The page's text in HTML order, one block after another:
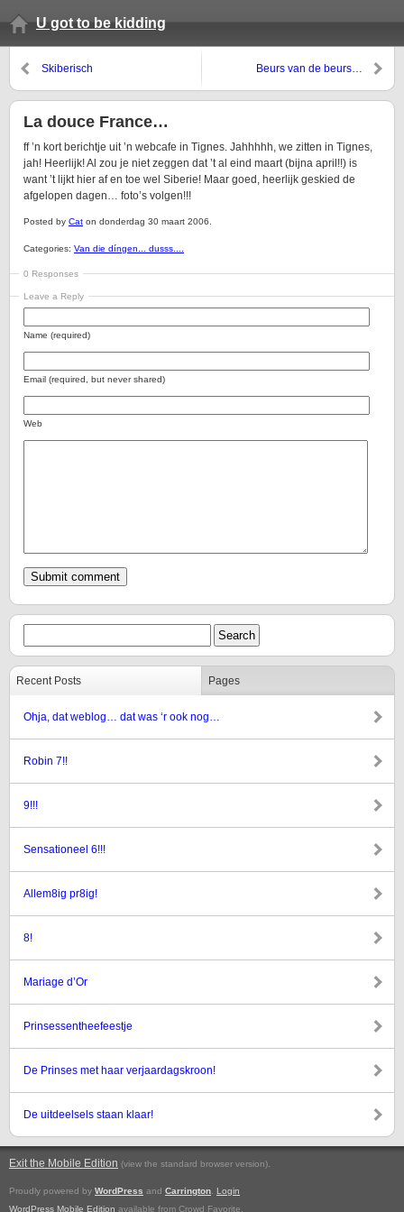
U got to be kidding
Skiberisch Beurs van de beurs…
La douce France…
ff ’n kort berichtje uit ’n webcafe in Tignes. Jahhhhh, we zitten in Tignes,
jah! Heerlijk! Al zou je niet zeggen dat ’t al eind maart (bijna april!!) is
want ’t lijkt hier af en toe wel Siberie! Maar goed, heerlijk geskied de
afgelopen dagen… foto’s volgen!!!
Posted by Cat on donderdag 30 maart 2006.
Categories: Van die díngen... dusss....
0 Responses
Leave a Reply
Name (required)
Email (required, but never shared)
Web
Recent Posts Pages
Ohja, dat weblog… dat was ‘r ook nog…
Robin 7!!
9!!!
Sensationeel 6!!!
Allem8ig pr8ig!
8!
Mariage d’Or
Prinsessentheefeestje
De Prinses met haar verjaardagskroon!
De uitdeelsels staan klaar!
Exit the Mobile Edition (view the standard browser version).
Proudly powered by WordPress and Carrington
Login
WordPress Mobile Edition available from Crowd Favorite.